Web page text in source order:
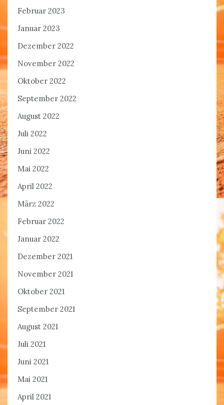
Februar 2023
Januar 2023
Dezember 2022
November 2022
Oktober 2022
September 2022
August 2022
Juli 2022
Juni 2022
Mai 2022
April 2022
März 2022
Februar 2022
Januar 2022
Dezember 2021
November 2021
Oktober 2021
September 2021
August 2021
Juli 2021
Juni 2021
Mai 2021
April 2021